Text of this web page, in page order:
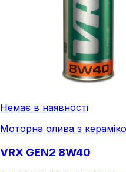
Немає в наявності
Моторна олива з
VRX GEN2 8W40